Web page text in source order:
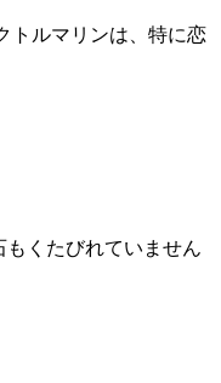
トルマリンは、特に恋
くたびれていません